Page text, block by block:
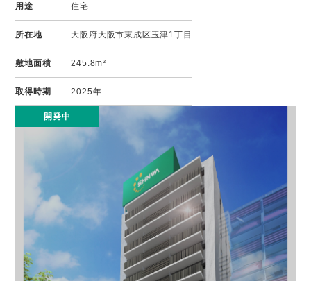
用途 住宅
所在地 大阪府大阪市東成区玉津1丁目
敷地面積 245.8m²
取得時期 2025年
開発中